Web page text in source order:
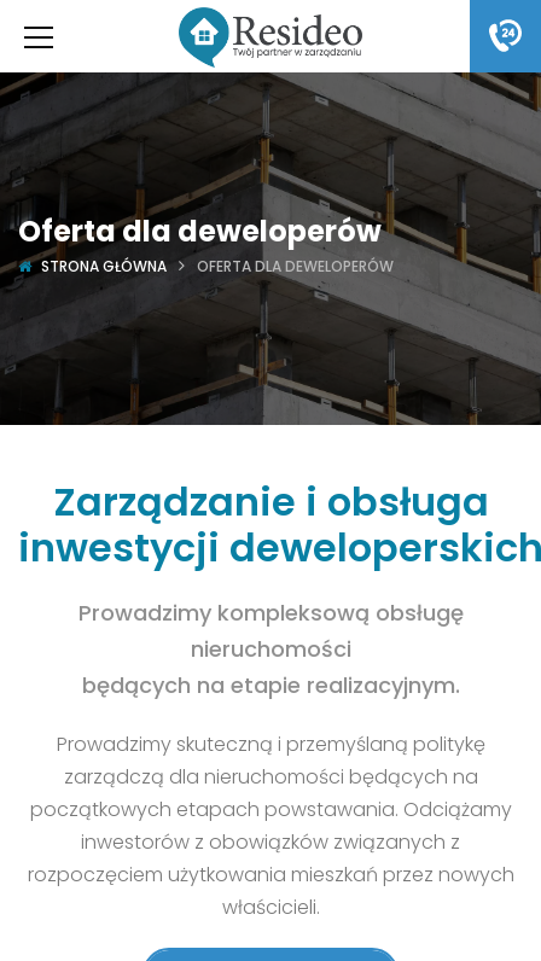
Oferta dla deweloperów
STRONA GŁÓWNA OFERTA DLA DEWELOPERÓW
Zarządzanie i obsługa
inwestycji
Prowadzimy kompleksową obsługę
nieruchomości
będących na etapie realizacyjnym.
Prowadzimy skuteczną i przemyślaną politykę
zarządczą dla nieruchomości będących na
początkowych etapach powstawania. Odciążamy
inwestorów z obowiązków związanych z
rozpoczęciem użytkowania mieszkań przez nowych
właścicieli.